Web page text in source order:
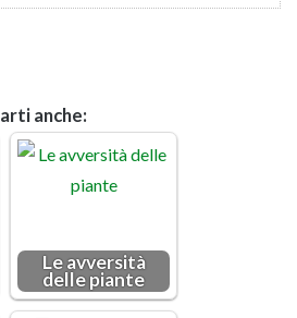
anche:
Le av­ver­si­tà
delle pian­te